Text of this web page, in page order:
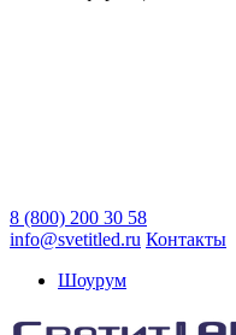
8 (800) 200 30 58
info@svetitled.ru Контакты
Шоурум